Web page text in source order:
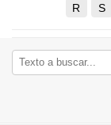
R
S